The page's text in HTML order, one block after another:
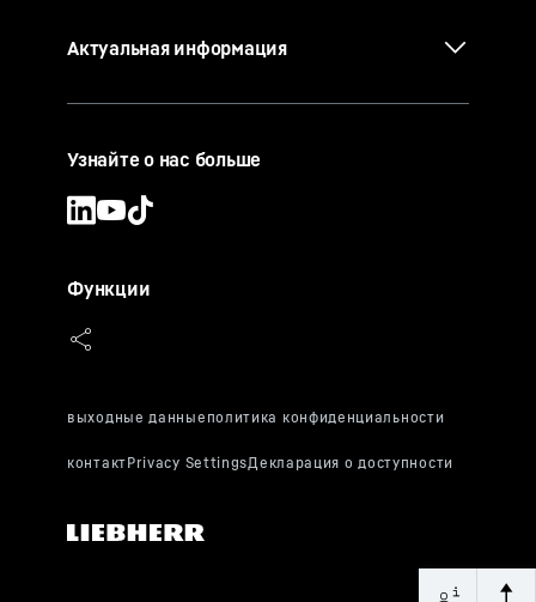
Актуальная информация
Узнайте о нас больше
Функции